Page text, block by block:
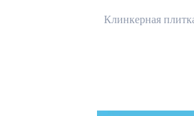
WK125
Клинкерная